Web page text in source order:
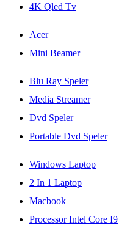
4K Qled Tv
Acer
Mini Beamer
Blu Ray Speler
Media Streamer
Dvd Speler
Portable Dvd Speler
Windows Laptop
2 In 1 Laptop
Macbook
Processor Intel Core I9